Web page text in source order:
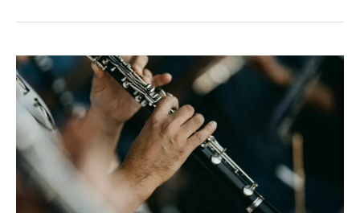
Os
4
Melhores
Clarinetes
2024